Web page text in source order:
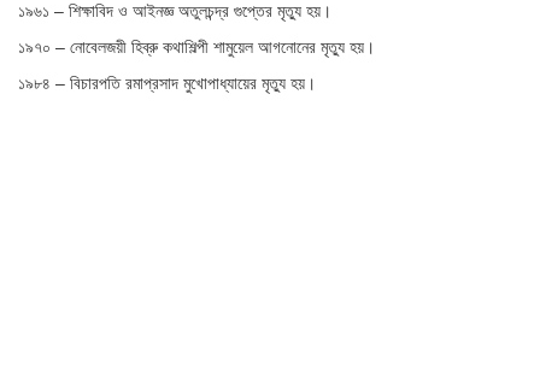
১৯৬১ – শিক্ষাবিদ ও আইনজ্ঞ অতুলচন্দ্র গুপ্তের মৃত্যু হয়।
১৯৭০ – নোবেলজয়ী হিব্রু কথাশিল্পী শামুয়েল আগনোনের মৃত্যু হয়।
১৯৮৪ – বিচারপতি রমাপ্রসাদ মুখোপাধ্যায়ের মৃত্যু হয়।